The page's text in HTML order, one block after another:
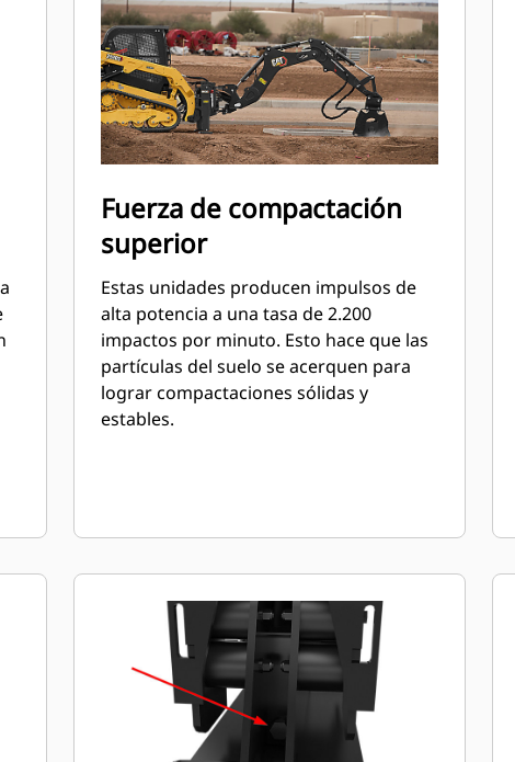
Fuerza de compactación
superior
Estas unidades producen impulsos de
alta potencia a una tasa de 2.200
impactos por minuto. Esto hace que las
partículas del suelo se acerquen para
lograr compactaciones sólidas y
estables.